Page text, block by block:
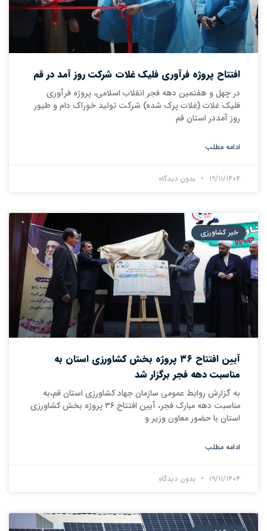
افتتاح پروژه فرآوری فلیک غلات شرکت روز آمد در قم
در چهل و هفتمین دهه فجر انقلاب اسلامی، پروژه فرآوری
فلیک غلات (غلات پرک شده) شرکت تولید خوراک دام و طیور
روز آمددر استان قم
ادامه مطلب
۱۹/۱۱/۱۴۰۴ بدون دیدگاه
خبر کشاورزی
آیین افتتاح ۳۶ پروژه بخش کشاورزی استان به
مناسبت دهه فجر برگزار شد
به گزارش روابط عمومی سازمان جهاد کشاورزی استان قم،به
مناسبت دهه مبارک فجر، آیین افتتاح ۳۶ پروژه بخش کشاورزی
استان با حضور معاون وزیر و
ادامه مطلب
۱۹/۱۱/۱۴۰۴ بدون دیدگاه